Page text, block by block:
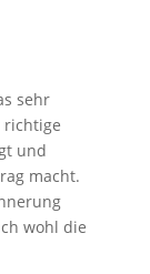
sehr
richtige
und
macht.
wohl die